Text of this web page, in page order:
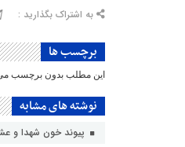
به اشتراک بگذارید :
برچسب ها
این مطلب بدون برچسب می
نوشته های مشابه
پیوند خون شهدا و